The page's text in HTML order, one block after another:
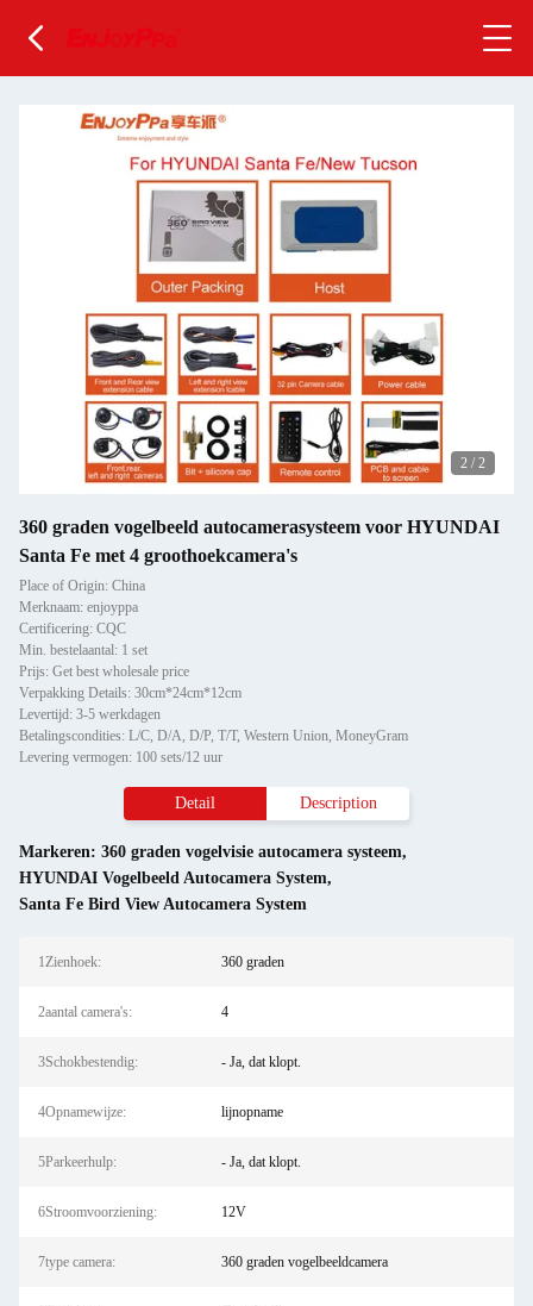
2 / 2
360 graden vogelbeeld autocamerasysteem voor HYUNDAI
Santa Fe met 4 groothoekcamera's
Place of Origin: China
Merknaam: enjoyppa
Certificering: CQC
Min. bestelaantal: 1 set
Prijs: Get best wholesale price
Verpakking Details: 30cm*24cm*12cm
Levertijd: 3-5 werkdagen
Betalingscondities: L/C, D/A, D/P, T/T, Western Union, MoneyGram
Levering vermogen: 100 sets/12 uur
Detail Description
Markeren: 360 graden vogelvisie autocamera systeem,
HYUNDAI Vogelbeeld Autocamera System,
Santa Fe Bird View Autocamera System
1Zienhoek: 360 graden
2aantal camera's: 4
3Schokbestendig: - Ja, dat klopt.
4Opnamewijze: lijnopname
5Parkeerhulp: - Ja, dat klopt.
6Stroomvoorziening: 12V
7type camera: 360 graden vogelbeeldcamera